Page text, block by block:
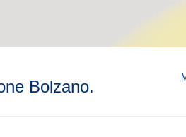
Bolzano.